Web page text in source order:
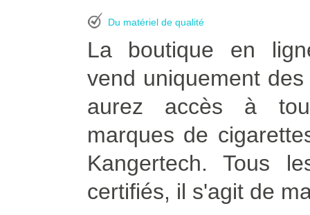
Du matériel de qualité
La boutique en
vend uniquement
aurez accès à
marques de
Kangertech. Tous
certifiés, il s'agit de